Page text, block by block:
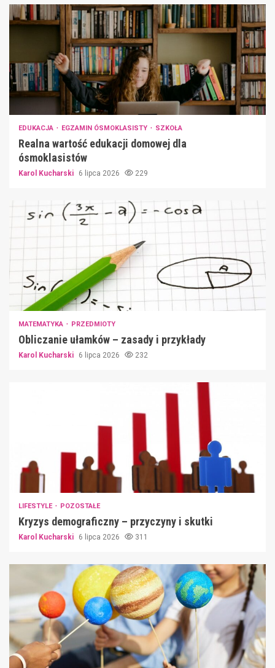
EDUKACJA EGZAMIN ÓSMOKLASISTY SZKOŁA
Realna wartość edukacji domowej dla
ósmoklasistów
Karol Kucharski 6 lipca 2026 229
MATEMATYKA PRZEDMIOTY
Obliczanie ułamków – zasady i przykłady
Karol Kucharski 6 lipca 2026 232
LIFESTYLE POZOSTAŁE
Kryzys demograficzny – przyczyny i skutki
Karol Kucharski 6 lipca 2026 311